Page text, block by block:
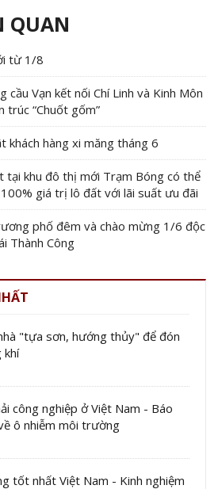
QUAN
từ 1/8
cầu Vạn kết nối Chí Linh và Kinh Môn
trúc “Chuốt gốm”
khách hàng xi măng tháng 6
tại khu đô thị mới Trạm Bóng có thể
giá trị lô đất với lãi suất ưu đãi
phố đêm và chào mừng 1/6 độc
Thành Công
"tựa sơn, hướng thủy" để đón
khí
công nghiệp ở Việt Nam - Báo
ô nhiễm môi trường
tốt nhất Việt Nam - Kinh nghiệm